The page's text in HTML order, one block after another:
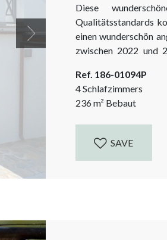
Next
Diese
Qualitätsstandards
einen wunderschön
zwischen 2022 und
Dieses fantastische
ein modernes, in
Panoramablick auf das
Ref. 186-01094P
4 Schlafzimmers
236m² Bebaut
SAVE